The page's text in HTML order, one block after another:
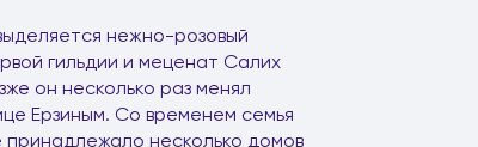
нежно-розовый
гильдии и меценат Салих
он несколько раз менял
Ерзиным. Со временем семья
несколько домов